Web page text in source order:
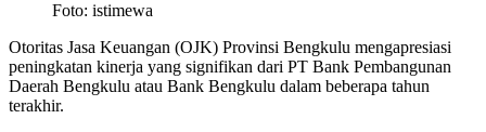
Foto: istimewa
Otoritas Jasa Keuangan (OJK) Provinsi Bengkulu mengapresiasi
peningkatan kinerja yang signifikan dari PT Bank Pembangunan
Daerah Bengkulu atau Bank Bengkulu dalam beberapa tahun
terakhir.